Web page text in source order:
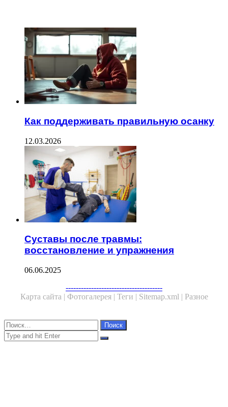
Как поддерживать правильную осанку
12.03.2026
Суставы после травмы:
восстановление и упражнения
06.06.2025
--------------------------------------
Карта сайта | Фотогалерея | Теги | Sitemap.xml | Разное
Close
Найти:
Close
Search